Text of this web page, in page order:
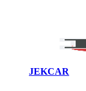
JEKCAR